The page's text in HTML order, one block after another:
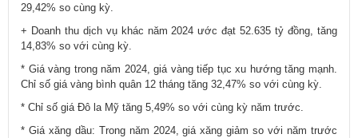
29,42% so cùng kỳ.
+ Doanh thu dịch vụ khác năm 2024 ước đạt 52.635 tỷ đồng, tăng
14,83% so với cùng kỳ.
* Giá vàng trong năm 2024, giá vàng tiếp tục xu hướng tăng mạnh.
Chỉ số giá vàng bình quân 12 tháng tăng 32,47% so với cùng kỳ.
* Chỉ số giá Đô la Mỹ tăng 5,49% so với cùng kỳ năm trước.
* Giá xăng dầu: Trong năm 2024, giá xăng giảm so với năm trước